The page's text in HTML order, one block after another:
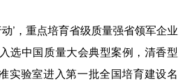
甘肃 青海 宁夏
内蒙古 黑龙江
’，重点培育省级质量强省领军企业
选中国质量大会典型案例，清香型
实验室进入第一批全国培育建设名